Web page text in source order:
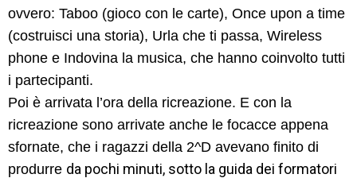
EXTRA
CONTATTI
ovvero: Taboo (gioco con le carte), Once upon a time
(costruisci una storia), Urla che ti passa, Wireless
phone e Indovina la musica, che hanno coinvolto tutti
i partecipanti.
Poi è arrivata l’ora della ricreazione. E con la
ricreazione sono arrivate anche le focacce appena
sfornate, che i ragazzi della 2^D avevano finito di
produrre da pochi minuti, sotto la guida dei formatori